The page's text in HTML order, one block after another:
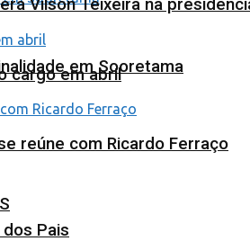
em Sooretama
Vilson Teixeira na
cargo em abril
reúne com Ricardo Ferraço
Pais